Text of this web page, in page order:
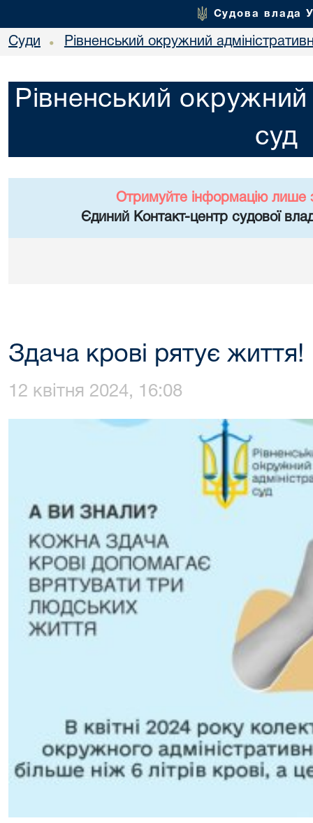
Судова влада
Суди • Рівненський окружний
Рівненський окружний
суд
Отримуйте інформацію лише
Єдиний Контакт-центр судової
Здача крові рятує життя!
12 квітня 2024, 16:08